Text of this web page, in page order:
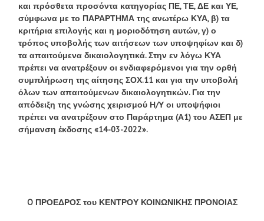
και πρόσθετα προσόντα κατηγορίας ΠΕ, ΤΕ, ΔΕ και ΥΕ,
σύμφωνα με το ΠΑΡΑΡΤΗΜΑ της ανωτέρω ΚΥΑ, β) τα
κριτήρια επιλογής και η μοριοδότηση αυτών, γ) ο
τρόπος υποβολής των αιτήσεων των υποψηφίων και δ)
τα απαιτούμενα δικαιολογητικά. Στην εν λόγω ΚΥΑ
πρέπει να ανατρέξουν οι ενδιαφερόμενοι για την ορθή
συμπλήρωση της αίτησης ΣΟΧ.11 και για την υποβολή
όλων των απαιτούμενων δικαιολογητικών. Για την
απόδειξη της γνώσης χειρισμού Η/Υ οι υποψήφιοι
πρέπει να ανατρέξουν στο Παράρτημα (Α1) του ΑΣΕΠ με
σήμανση έκδοσης «14-03-2022».
OΠΡΟΕΔΡΟΣ του ΚΕΝΤΡΟΥ ΚΟΙΝΩΝΙΚΗΣ ΠΡΟΝΟΙΑΣ